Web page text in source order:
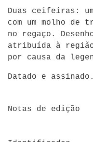
Duas ceifeiras:
com um molho de
no regaço.
atribuída à região
por causa da
Datado e
Notas de edição